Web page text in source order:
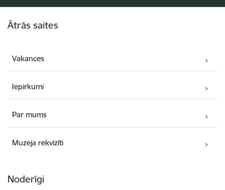
Ātrās saites
Vakances
Iepirkumi
Par mums
Muzeja rekvizīti
Noderīgi